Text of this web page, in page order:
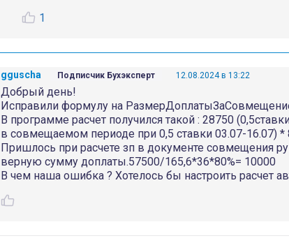
1
gguscha Подписчик Бухэксперт 12.08.2024 в 13:22
Добрый день!
Исправили формулу на
В программе расчет получился такой : 28750
в совмещаемом периоде при 0,5 ставки 03.07-16.07)
Пришлось при расчете зп в документе совмещения
верную сумму доплаты.57500/165,6*36*80%= 10000
В чем наша ошибка ? Хотелось бы настроить расчет